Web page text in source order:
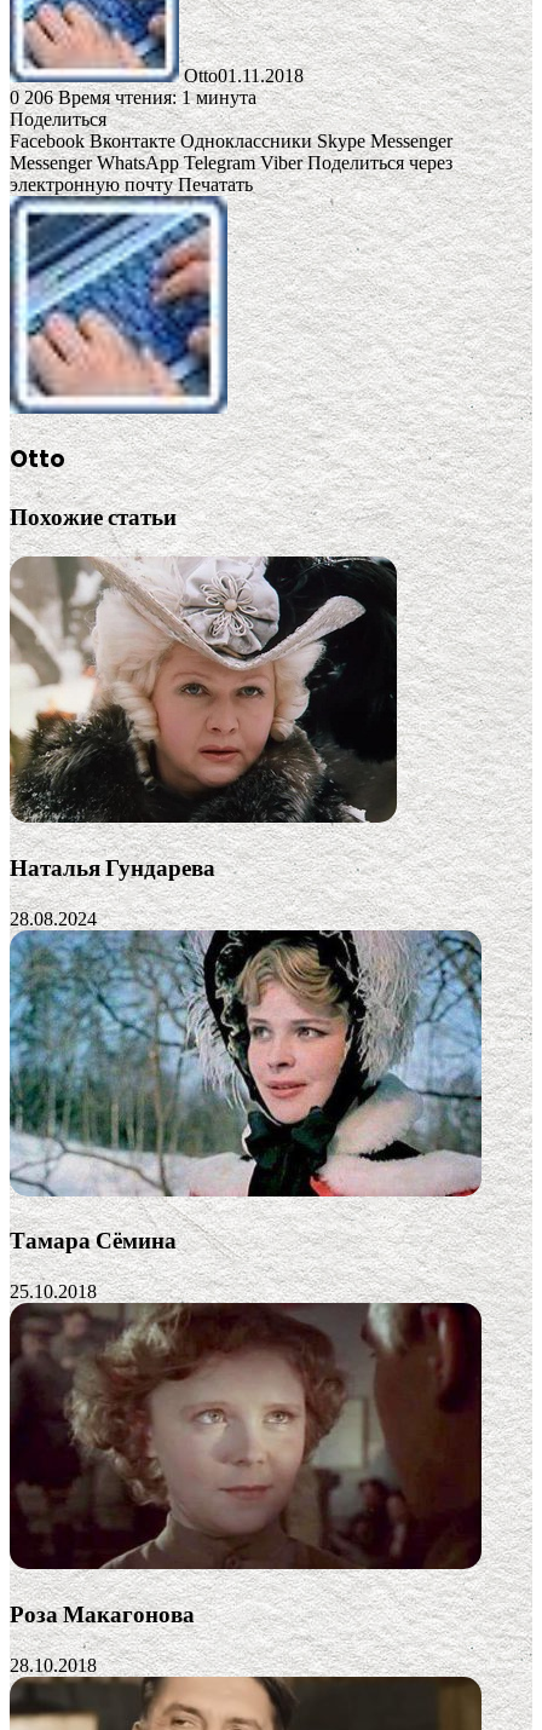
Otto01.11.2018
0206Время чтения: 1 минута
Поделиться
Facebook Вконтакте Одноклассники Skype Messenger
Messenger WhatsApp Telegram Viber Поделиться через
электронную почту Печатать
Otto
Похожие статьи
Наталья Гундарева
28.08.2024
Тамара Сёмина
25.10.2018
Роза Макагонова
28.10.2018